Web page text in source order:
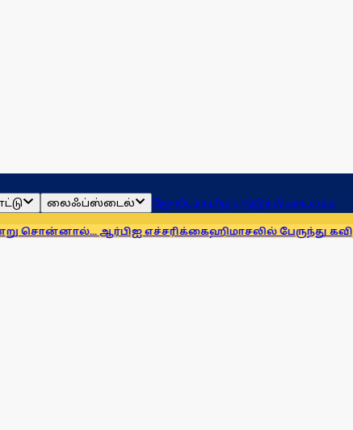
லைஃப்ஸ்டைல் ஜோதிடம்தமிழ்நாடுஇந்தியாஉலகம்
ஆர்பிஐ எச்சரிக்கைஹிமாசலில் பேருந்து கவிழ்ந்து